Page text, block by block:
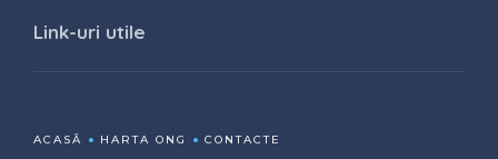
Link-uri utile
ACASĂ HARTA ONG CONTACTE